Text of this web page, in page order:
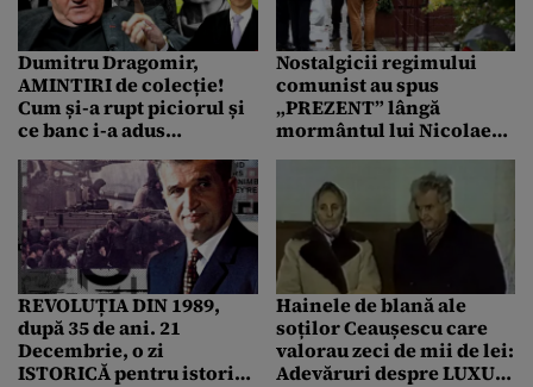
Dumitru Dragomir,
AMINTIRI de colecție!
Cum și-a rupt piciorul și
ce banc i-a adus
Nostalgicii regimului
comunist au spus
„PREZENT” lângă
mormântul lui Nicolae
muncă la lume”
REVOLUȚIA DIN 1989,
după 35 de ani. 21
Decembrie, o zi
ISTORICĂ pentru istorie /
Hainele de blană ale
soților Ceaușescu care
valorau zeci de mii de lei:
Adevăruri despre LUXUL